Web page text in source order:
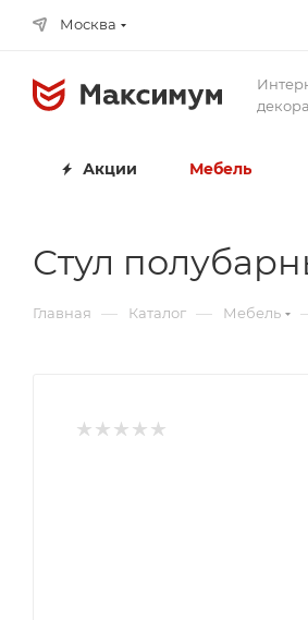
Москва
Акции Мебель
Стул
Главная — Каталог — Мебель